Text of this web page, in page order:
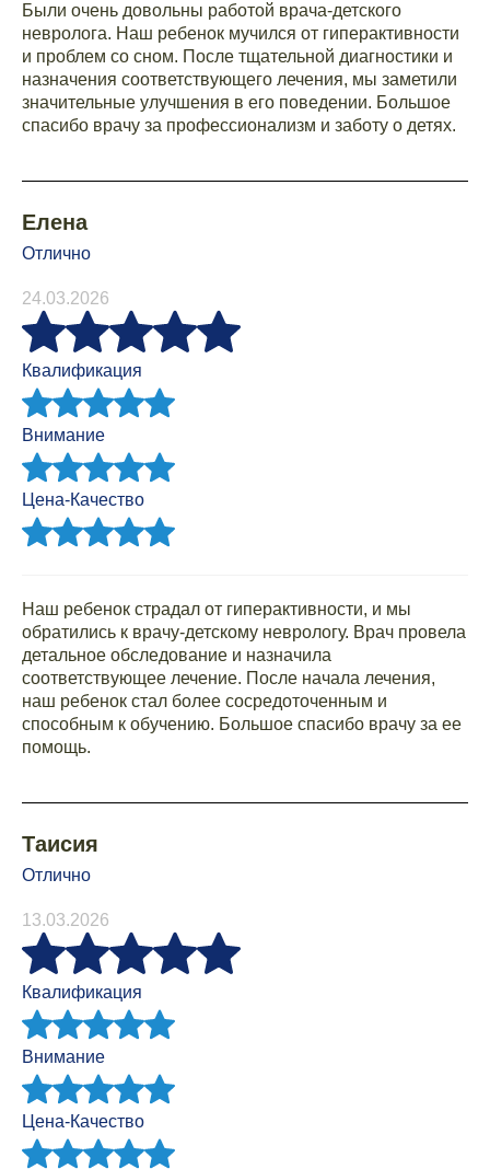
Были очень довольны работой врача-детского
невролога. Наш ребенок мучился от гиперактивности
и проблем со сном. После тщательной диагностики и
назначения соответствующего лечения, мы заметили
значительные улучшения в его поведении. Большое
спасибо врачу за профессионализм и заботу о детях.
Елена
Отлично
24.03.2026
Квалификация
Внимание
Цена-Качество
Наш ребенок страдал от гиперактивности, и мы
обратились к врачу-детскому неврологу. Врач провела
детальное обследование и назначила
соответствующее лечение. После начала лечения,
наш ребенок стал более сосредоточенным и
способным к обучению. Большое спасибо врачу за ее
помощь.
Таисия
Отлично
13.03.2026
Квалификация
Внимание
Цена-Качество